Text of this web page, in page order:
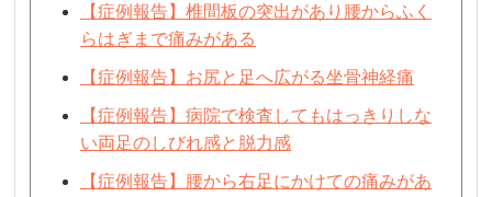
【症例報告】椎間板の突出があり腰からふく
らはぎまで痛みがある
【症例報告】お尻と足へ広がる坐骨神経痛
【症例報告】病院で検査してもはっきりしな
い両足のしびれ感と脱力感
【症例報告】腰から右足にかけての痛みがあ